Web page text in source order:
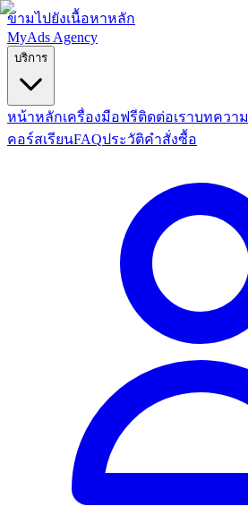
ข้ามไปยังเนื้อหาหลัก
MyAds Agency
บริการ
หน้าหลักเครื่องมือฟรีติดต่อเราบทความ
คอร์สเรียนFAQประวัติคำสั่งซื้อ